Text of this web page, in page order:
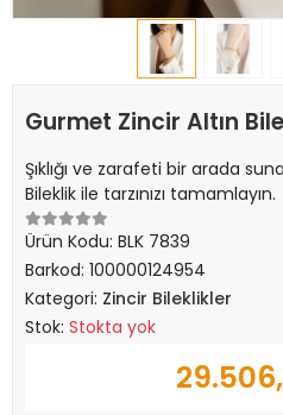
Gurmet Zincir Altın
Şıklığı ve zarafeti bir arada
Bileklik ile tarzınızı tamamlayın.
Ürün Kodu: BLK 7839
Barkod: 100000124954
Kategori: Zincir Bileklikler
Stok: Stokta yok